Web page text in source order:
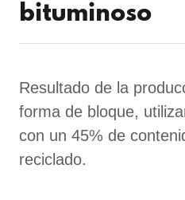
bituminoso
Resultado de la
forma de bloque,
con un 45% de
reciclado.